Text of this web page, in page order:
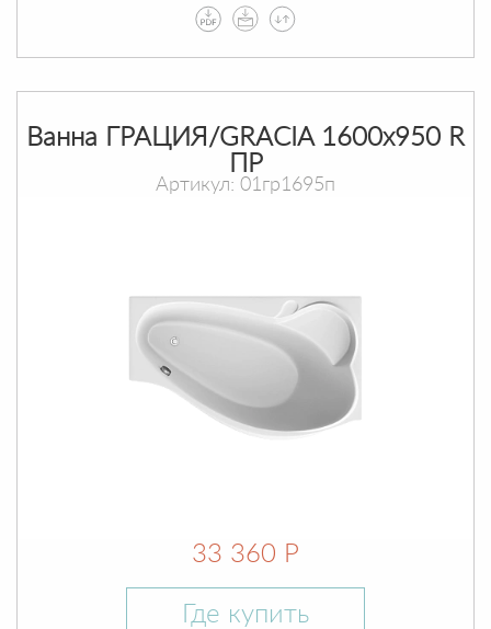
Ванна ГРАЦИЯ/GRACIA 1600х950 R
ПР
Артикул: 01гр1695п
33 360 Р
Где купить